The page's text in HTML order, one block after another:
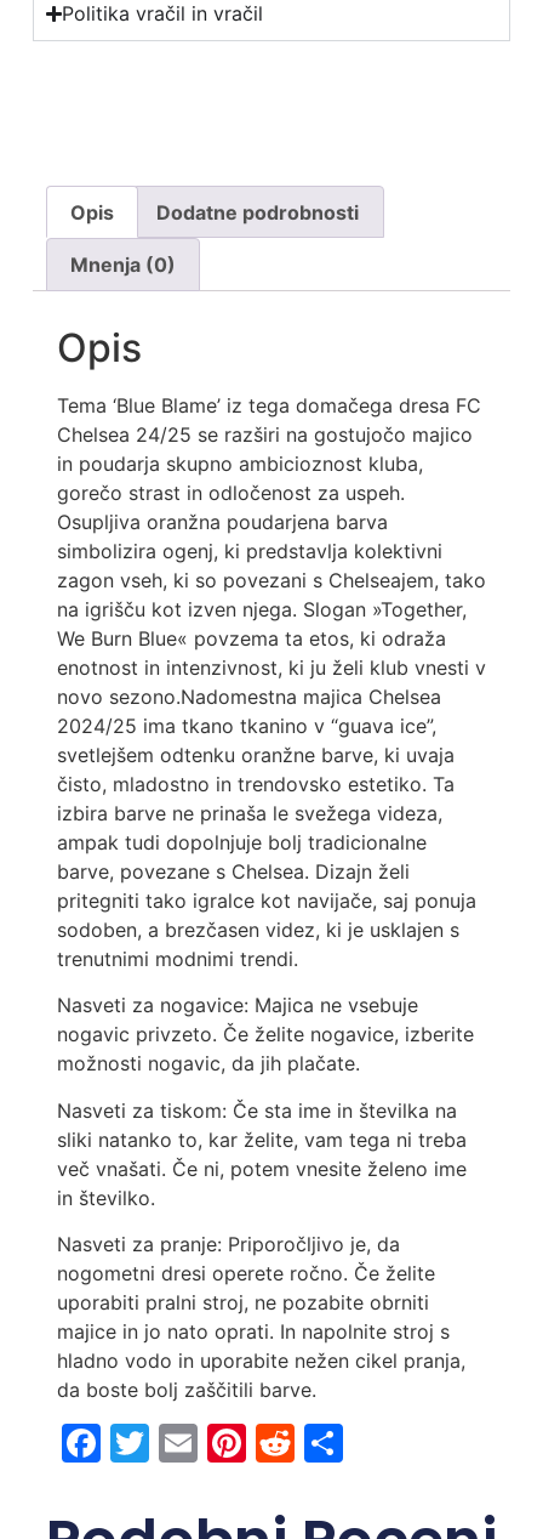
Politika vračil in vračil
Opis Dodatne podrobnosti
Mnenja (0)
Opis
Tema ‘Blue Blame’ iz tega domačega dresa FC
Chelsea 24/25 se razširi na gostujočo majico
in poudarja skupno ambicioznost kluba,
gorečo strast in odločenost za uspeh.
Osupljiva oranžna poudarjena barva
simbolizira ogenj, ki predstavlja kolektivni
zagon vseh, ki so povezani s Chelseajem, tako
na igrišču kot izven njega. Slogan »Together,
We Burn Blue« povzema ta etos, ki odraža
enotnost in intenzivnost, ki ju želi klub vnesti v
novo sezono.Nadomestna majica Chelsea
2024/25 ima tkano tkanino v “guava ice”,
svetlejšem odtenku oranžne barve, ki uvaja
čisto, mladostno in trendovsko estetiko. Ta
izbira barve ne prinaša le svežega videza,
ampak tudi dopolnjuje bolj tradicionalne
barve, povezane s Chelsea. Dizajn želi
pritegniti tako igralce kot navijače, saj ponuja
sodoben, a brezčasen videz, ki je usklajen s
trenutnimi modnimi trendi.
Nasveti za nogavice: Majica ne vsebuje
nogavic privzeto. Če želite nogavice, izberite
možnosti nogavic, da jih plačate.
Nasveti za tiskom: Če sta ime in številka na
sliki natanko to, kar želite, vam tega ni treba
več vnašati. Če ni, potem vnesite želeno ime
in številko.
Nasveti za pranje: Priporočljivo je, da
nogometni dresi operete ročno. Če želite
uporabiti pralni stroj, ne pozabite obrniti
majice in jo nato oprati. In napolnite stroj s
hladno vodo in uporabite nežen cikel pranja,
da boste bolj zaščitili barve.
Facebook
Twitter
EmailPinterest
Reddit
Share